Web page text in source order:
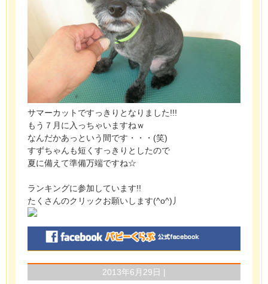
サマーカットですっきりとなりました!!!
もう７月に入っちゃいますねｗ
なんだかあっという間です・・・(笑)
すずちゃんも短くすっきりとしたので
夏に備えて準備万端ですね☆
ランキングに参加しています!!
たくさんのクリックお願いします(^o^)丿
2013年6月29日 |